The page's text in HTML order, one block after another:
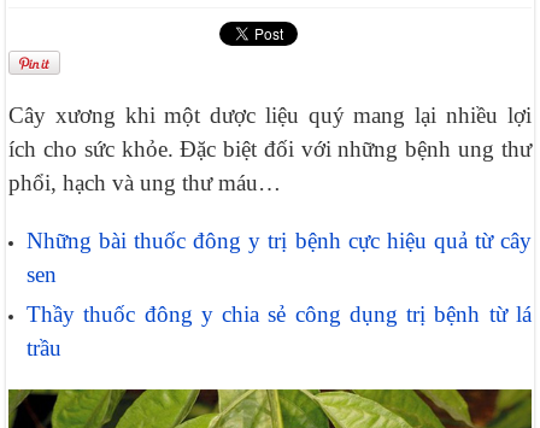
Cây xương khi một dược liệu quý mang lại nhiều lợi
ích cho sức khỏe. Đặc biệt đối với những bệnh ung thư
phổi, hạch và ung thư máu…
Những bài thuốc đông y trị bệnh cực hiệu quả từ cây
sen
Thầy thuốc đông y chia sẻ công dụng trị bệnh từ lá
trầu